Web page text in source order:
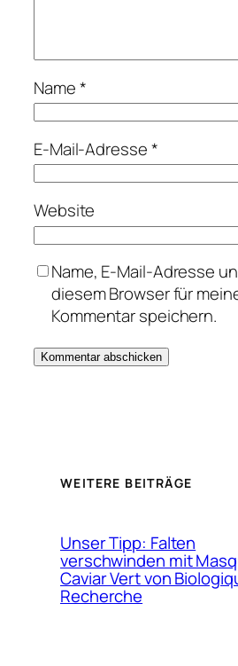
Name*
E-Mail-Adresse*
Website
Name, E-Mail-Adresse
diesem Browser für
Kommentar speichern.
WEITERE BEITRÄGE
Unser Tipp: Falten
verschwinden mit
Caviar Vert von
Recherche